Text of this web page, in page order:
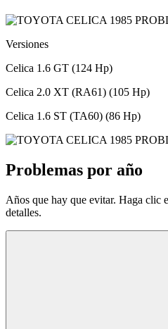
Versiones
Celica 1.6 GT (124 Hp)
Celica 2.0 XT (RA61) (105 Hp)
Celica 1.6 ST (TA60) (86 Hp)
Problemas por año
Años que hay que evitar. Haga clic
detalles.